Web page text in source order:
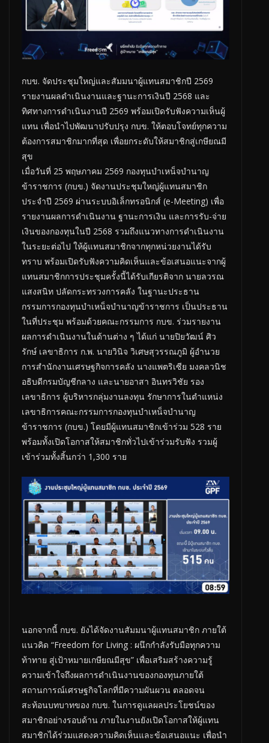
กบข. จัดประชุมใหญ่และสัมมนาผู้แทนสมาชิกปี 2569
รายงานผลดำเนินงานและฐานะการเงินปี 2568 และ
ทิศทางการดำเนินงานปี 2569 พร้อมเปิดรับฟังความเห็นผู้
แทน เพื่อนำไปพัฒนาปรับปรุง กบข. ให้ตอบโจทย์ทุกความ
ต้องการสมาชิกมากที่สุด เพื่อยกระดับให้สมาชิกสู่เกษียณมี
สุข
เมื่อวันที่ 25 พฤษภาคม 2569 กองทุนบำเหน็จบำนาญ
ข้าราชการ (กบข.) จัดงานประชุมใหญ่ผู้แทนสมาชิก
ประจำปี 2569 ผ่านระบบอิเล็กทรอนิกส์ (e-Meeting) เพื่อ
รายงานผลการดำเนินงาน ฐานะการเงิน และการรับ-จ่าย
เงินของกองทุนในปี 2568 รวมถึงแนวทางการดำเนินงาน
ในระยะต่อไป ให้ผู้แทนสมาชิกจากทุกหน่วยงานได้รับ
ทราบ พร้อมเปิดรับฟังความคิดเห็นและข้อเสนอแนะจากผู้
แทนสมาชิกการประชุมครั้งนี้ได้รับเกียรติจาก นายลวรณ
แสงสนิท ปลัดกระทรวงการคลัง ในฐานะประธาน
กรรมการกองทุนบำเหน็จบำนาญข้าราชการ เป็นประธาน
ในที่ประชุม พร้อมด้วยคณะกรรมการ กบข. ร่วมรายงาน
ผลการดำเนินงานในด้านต่าง ๆ ได้แก่ นายปิยวัฒน์ ศิว
รักษ์ เลขาธิการ ก.พ. นายวินิจ วิเศษสุวรรณภูมิ ผู้อำนวย
การสำนักงานเศรษฐกิจการคลัง นางแพตริเซีย มงคลวนิช
อธิบดีกรมบัญชีกลาง และนายอาสา อินทรวิชัย รอง
เลขาธิการ ผู้บริหารกลุ่มงานลงทุน รักษาการในตำแหน่ง
เลขาธิการคณะกรรมการกองทุนบำเหน็จบำนาญ
ข้าราชการ (กบข.) โดยมีผู้แทนสมาชิกเข้าร่วม 528 ราย
พร้อมทั้งเปิดโอกาสให้สมาชิกทั่วไปเข้าร่วมรับฟัง รวมผู้
เข้าร่วมทั้งสิ้นกว่า 1,300 ราย
นอกจากนี้ กบข. ยังได้จัดงานสัมมนาผู้แทนสมาชิก ภายใต้
แนวคิด “Freedom for Living : ผนึกกำลังรับมือทุกความ
ท้าทาย สู่เป้าหมายเกษียณมีสุข” เพื่อเสริมสร้างความรู้
ความเข้าใจถึงผลการดำเนินงานของกองทุนภายใต้
สถานการณ์เศรษฐกิจโลกที่มีความผันผวน ตลอดจน
สะท้อนบทบาทของ กบข. ในการดูแลผลประโยชน์ของ
สมาชิกอย่างรอบด้าน ภายในงานยังเปิดโอกาสให้ผู้แทน
สมาชิกได้ร่วมแสดงความคิดเห็นและข้อเสนอแนะ เพื่อนำ